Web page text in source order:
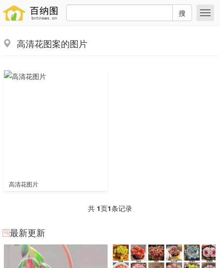
搜
高清花图案的图片
高清花图片
共 1页1条记录
最新更新